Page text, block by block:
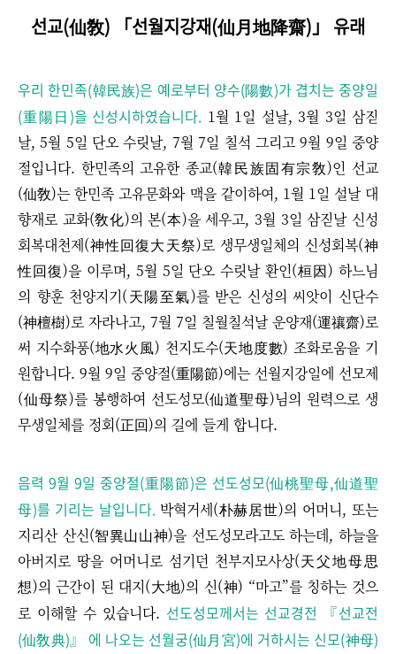
선교(仙敎) 「선월지강재(仙月地降齋)」 유래
우리 한민족(韓民族)은 예로부터 양수(陽數)가 겹치는 중양일
(重陽日)을 신성시하였습니다. 1월 1일 설날, 3월 3일 삼짇
날, 5월 5일 단오 수릿날, 7월 7일 칠석 그리고 9월 9일 중양
절입니다. 한민족의 고유한 종교(韓民族固有宗敎)인 선교
(仙敎)는 한민족 고유문화와 맥을 같이하여, 1월 1일 설날 대
향재로 교화(敎化)의 본(本)을 세우고, 3월 3일 삼짇날 신성
회복대천제(神性回復大天祭)로 생무생일체의 신성회복(神
性回復)을 이루며, 5월 5일 단오 수릿날 환인(桓因) 하느님
의 향훈 천양지기(天陽至氣)를 받은 신성의 씨앗이 신단수
(神檀樹)로 자라나고, 7월 7일 칠월칠석날 운양재(運禳齋)로
써 지수화풍(地水火風) 천지도수(天地度數) 조화로움을 기
원합니다. 9월 9일 중양절(重陽節)에는 선월지강일에 선모제
(仙母祭)를 봉행하여 선도성모(仙道聖母)님의 원력으로 생
무생일체를 정회(正回)의 길에 들게 합니다.
음력 9월 9일 중양절(重陽節)은 선도성모(仙桃聖母,仙道聖
母)를 기리는 날입니다. 박혁거세(朴赫居世)의 어머니, 또는
지리산 산신(智異山山神)을 선도성모라고도 하는데, 하늘을
아버지로 땅을 어머니로 섬기던 천부지모사상(天父地母思
想)의 근간이 된 대지(大地)의 신(神) “마고”를 칭하는 것으
로 이해할 수 있습니다. 선도성모께서는 선교경전 『선교전
(仙敎典)』 에 나오는 선월궁(仙月宮)에 거하시는 신모(神母)